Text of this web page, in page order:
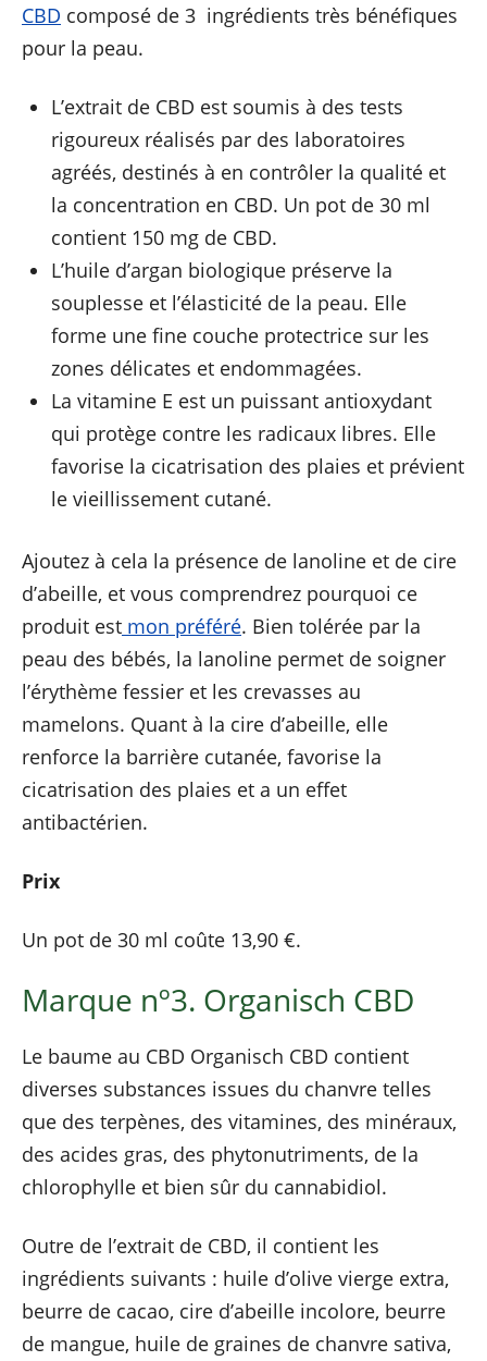
CBD composé de 3 ingrédients très bénéfiques
pour la peau.
L’extrait de CBD est soumis à des tests
rigoureux réalisés par des laboratoires
agréés, destinés à en contrôler la qualité et
la concentration en CBD. Un pot de 30 ml
contient 150 mg de CBD.
L’huile d’argan biologique préserve la
souplesse et l’élasticité de la peau. Elle
forme une fine couche protectrice sur les
zones délicates et endommagées.
La vitamine E est un puissant antioxydant
qui protège contre les radicaux libres. Elle
favorise la cicatrisation des plaies et prévient
le vieillissement cutané.
Ajoutez à cela la présence de lanoline et de cire
d’abeille, et vous comprendrez pourquoi ce
produit est mon préféré. Bien tolérée par la
peau des bébés, la lanoline permet de soigner
l’érythème fessier et les crevasses au
mamelons. Quant à la cire d’abeille, elle
renforce la barrière cutanée, favorise la
cicatrisation des plaies et a un effet
antibactérien.
Prix
Un pot de 30 ml coûte 13,90 €.
Marque nº3. Organisch CBD
Le baume au CBD Organisch CBD contient
diverses substances issues du chanvre telles
que des terpènes, des vitamines, des minéraux,
des acides gras, des phytonutriments, de la
chlorophylle et bien sûr du cannabidiol.
Outre de l’extrait de CBD, il contient les
ingrédients suivants : huile d’olive vierge extra,
beurre de cacao, cire d’abeille incolore, beurre
de mangue, huile de graines de chanvre sativa,